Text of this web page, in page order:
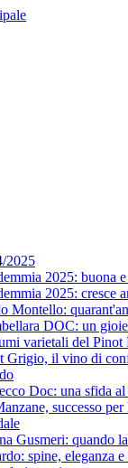
2025
2025: buona
2025: cresce
Montello:
DOC: un
varietali del Pinot
Grigio, il vino di
Doc: una sfida
successo per
Gusmeri: quando
spine, eleganza